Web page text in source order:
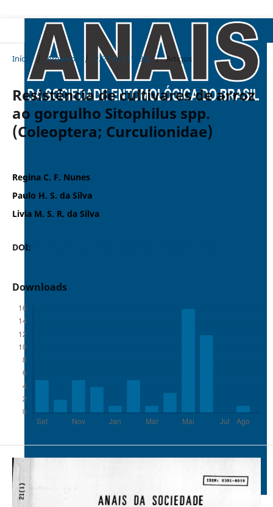
Início / Arquivos / v. 21 n. 1 (1992) / Artigos
Resistência de cultivares de arroz
ao gorgulho Sitophilus spp.
(Coleoptera; Curculionidae)
Regina C. F. Nunes
Paulo H. S. da Silva
Livia M. S. R. da Silva
DOI:
Downloads